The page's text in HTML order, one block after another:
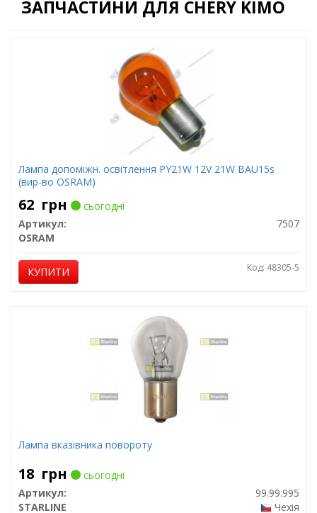
ЗАПЧАСТИНИ ДЛЯ CHERY KIMO
Лампа допоміжн. освітлення РY21W 12V 21W ВАU15s
(вир-во OSRAM)
62 грн
сьогодні
Артикул:
7507
OSRAM
КУПИТИ Код: 48305-5
Лампа вказівника повороту
18 грн
сьогодні
Артикул:
99.99.995
STARLINE
Чехія